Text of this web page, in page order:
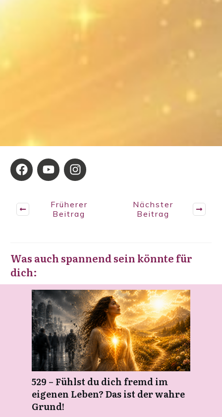
Früherer
Beitrag
Nächster
Beitrag
Was auch spannend sein könnte für
dich:
529 – Fühlst du dich fremd im
eigenen Leben? Das ist der wahre
Grund!